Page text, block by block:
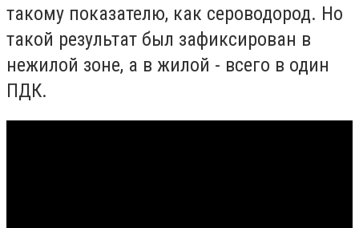
такому показателю, как сероводород. Но
такой результат был зафиксирован в
нежилой зоне, а в жилой - всего в один
ПДК.